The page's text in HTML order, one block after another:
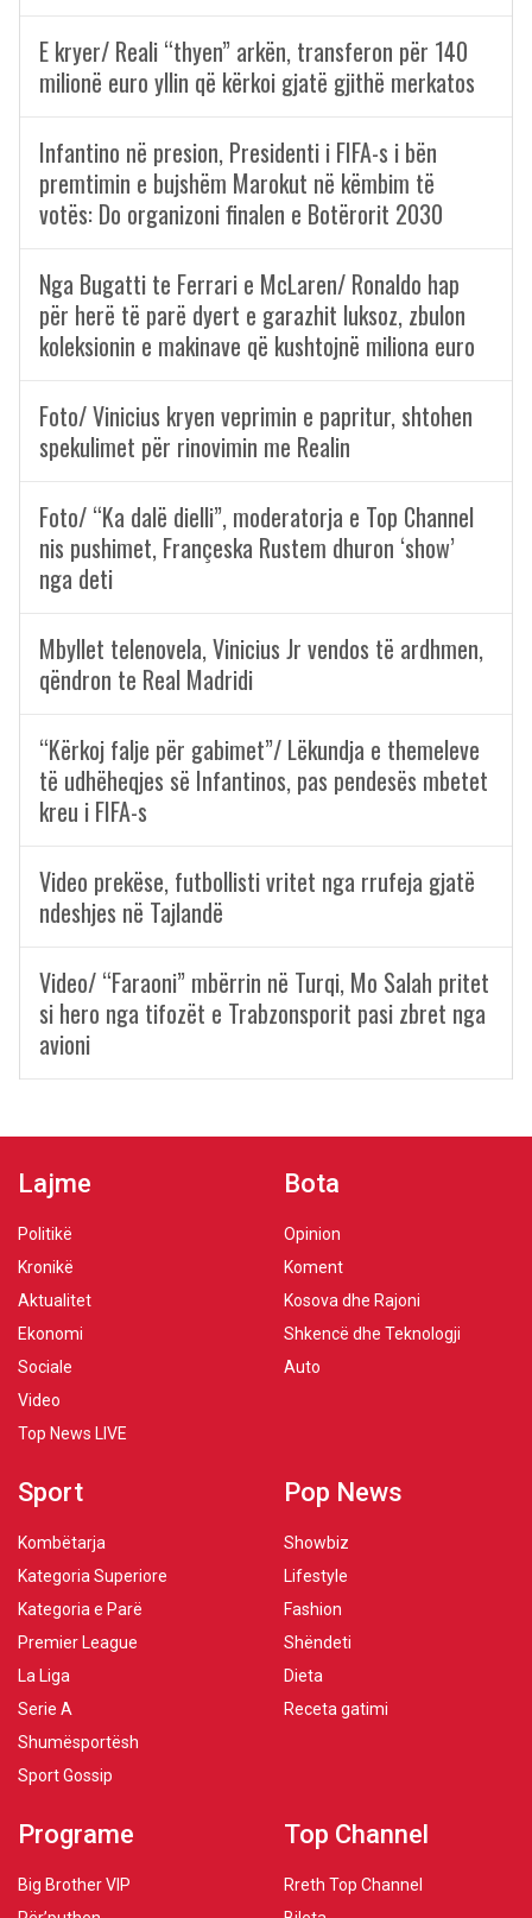
E kryer/ Reali “thyen” arkën, transferon për 140
milionë euro yllin që kërkoi gjatë gjithë merkatos
Infantino në presion, Presidenti i FIFA-s i bën
premtimin e bujshëm Marokut në këmbim të
votës: Do organizoni finalen e Botërorit 2030
Nga Bugatti te Ferrari e McLaren/ Ronaldo hap
për herë të parë dyert e garazhit luksoz, zbulon
koleksionin e makinave që kushtojnë miliona euro
Foto/ Vinicius kryen veprimin e papritur, shtohen
spekulimet për rinovimin me Realin
Foto/ “Ka dalë dielli”, moderatorja e Top Channel
nis pushimet, Françeska Rustem dhuron ‘show’
nga deti
Mbyllet telenovela, Vinicius Jr vendos të ardhmen,
qëndron te Real Madridi
“Kërkoj falje për gabimet”/ Lëkundja e themeleve
të udhëheqjes së Infantinos, pas pendesës mbetet
kreu i FIFA-s
Video prekëse, futbollisti vritet nga rrufeja gjatë
ndeshjes në Tajlandë
Video/ “Faraoni” mbërrin në Turqi, Mo Salah pritet
si hero nga tifozët e Trabzonsporit pasi zbret nga
avioni
Lajme
Politikë
Kronikë
Aktualitet
Ekonomi
Sociale
Video
Top News LIVE
Bota
Opinion
Koment
Kosova dhe Rajoni
Shkencë dhe Teknologji
Auto
Sport
Kombëtarja
Kategoria Superiore
Kategoria e Parë
Premier League
La Liga
Serie A
Shumësportësh
Sport Gossip
Pop News
Showbiz
Lifestyle
Fashion
Shëndeti
Dieta
Receta gatimi
Programe
Big Brother VIP
Top Channel
Rreth Top Channel